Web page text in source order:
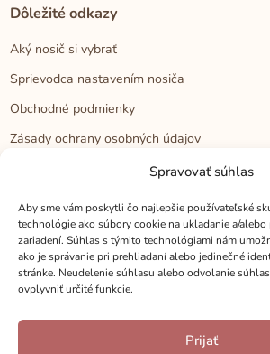
Spravovať súhlas
Aby sme vám poskytli čo najlepšie používateľské
technológie ako súbory cookie na ukladanie a/
zariadení. Súhlas s týmito technológiami nám
ako je správanie pri prehliadaní alebo jedinečné
stránke. Neudelenie súhlasu alebo odvolanie
ovplyvniť určité funkcie.
Prijať
Dôležité odkazy
Aký nosič si vybrať
Sprievodca nastavením nosiča
Obchodné podmienky
Zásady ochrany osobných údajov
Kontakt
Kontakt
Zákaznícka podpora